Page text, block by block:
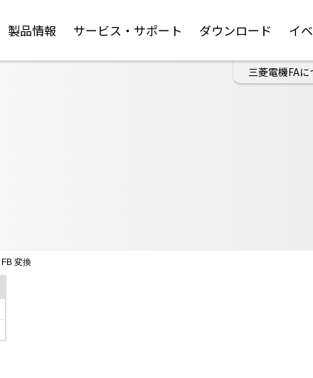
製品情報 サービス・サポート ダウンロード イ
三菱電機FAに
FB 変換